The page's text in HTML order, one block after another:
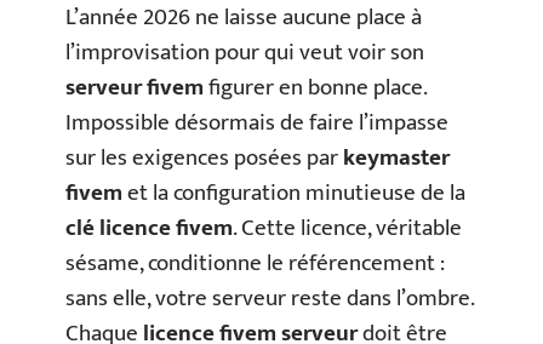
L’année 2026 ne laisse aucune place à
l’improvisation pour qui veut voir son
serveur fivemfigurer en bonne place.
Impossible désormais de faire l’impasse
sur les exigences posées parkeymaster
fivemet la configuration minutieuse de la
clé licence fivem. Cette licence, véritable
sésame, conditionne le référencement :
sans elle, votre serveur reste dans l’ombre.
Chaquelicence fivem serveurdoit être